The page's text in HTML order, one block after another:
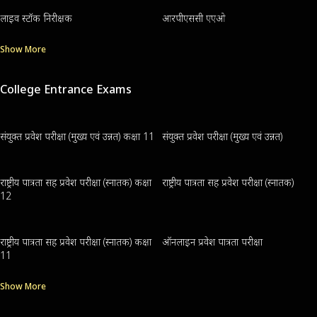
लाइव स्टॉक निरीक्षक आरपीएससी एएओ
Show More
College Entrance Exams
संयुक्त प्रवेश परीक्षा (मुख्य एवं उन्नत) कक्षा 11 संयुक्त प्रवेश परीक्षा (मुख्य एवं उन्नत)
राष्ट्रीय पात्रता सह प्रवेश परीक्षा (स्नातक) कक्षा
12
राष्ट्रीय पात्रता सह प्रवेश परीक्षा (स्नातक)
राष्ट्रीय पात्रता सह प्रवेश परीक्षा (स्नातक) कक्षा
11
ऑनलाइन प्रवेश पात्रता परीक्षा
Show More